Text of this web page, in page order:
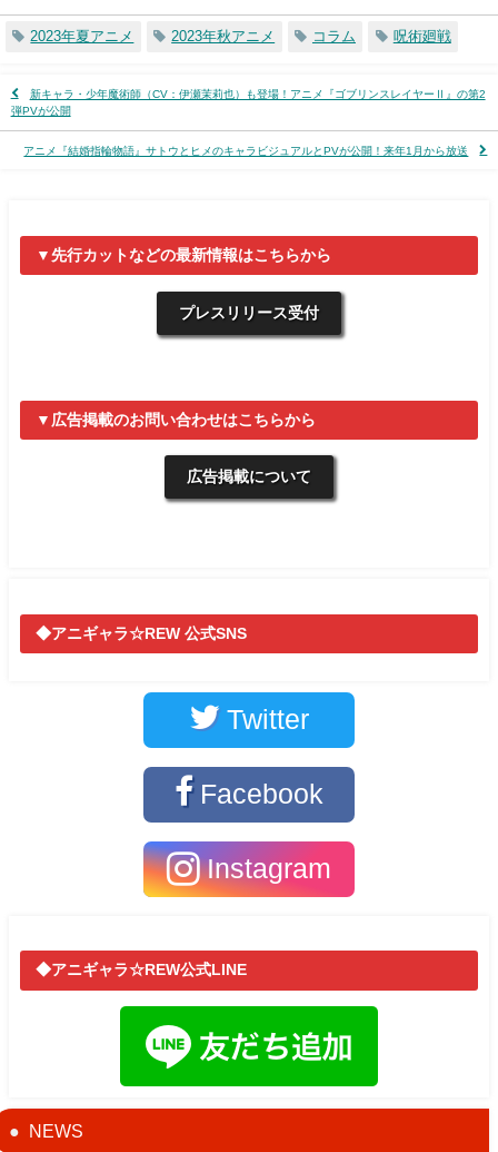
2023年夏アニメ 2023年秋アニメ コラム 呪術廻戦
新キャラ・少年魔術師（CV：伊瀬茉莉也）も登場！アニメ『ゴブリンスレイヤーⅡ』の第2
弾PVが公開
アニメ『結婚指輪物語』サトウとヒメのキャラビジュアルとPVが公開！来年1月から放送
▼先行カットなどの最新情報はこちらから
プレスリリース受付
▼広告掲載のお問い合わせはこちらから
広告掲載について
◆アニギャラ☆REW 公式SNS
Twitter
Facebook
Instagram
◆アニギャラ☆REW公式LINE
NEWS